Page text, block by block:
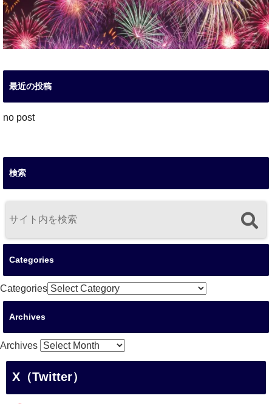
最近の投稿
no post
検索
Categories
Categories
Archives
Archives
X（Twitter）